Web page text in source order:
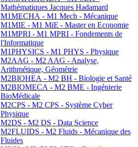
Mathématiques Jacques Hadamard
M1MECHA - M1 Mech - Mécanique
M1MIE - M1 MiE - Master en Economie
M1MPRI - M1 MPRI - Fondements de
l'Informatique
M1PHYSICS - M1 PHYS - Physique
M2AAG - M2 AAG - Analyse,
Arithmétique, Géométrie
M2BIOHEA - M2 BH - Biologie et Santé
M2BIOMECA - M2 BME - Ingénierie
BioMédicale
M2CPS - M2 CPS - Système Cyber
Physique
M2DS - M2 DS - Data Science
M2FLUIDS - M2 Fluids - Mécanique des
Fluides